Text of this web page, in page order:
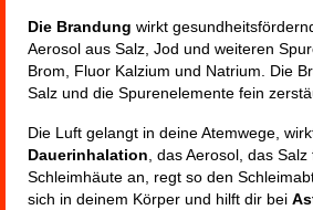
Die Brandung wirkt
Aerosol aus Salz, Jod und weiteren
Brom, Fluor Kalzium und Natrium. Die
Salz und die Spurenelemente fein
Die Luft gelangt in deine Atemwege,
Dauerinhalation, das Aerosol, das
Schleimhäute an, regt so den
sich in deinem Körper und hilft dir bei